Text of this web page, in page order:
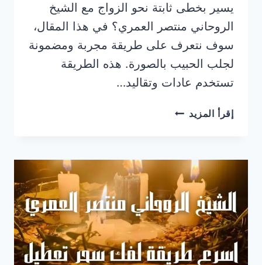
يسير بخطى ثابتة نحو الزواج مع الشيخ
الروحاني منتصر العمري؟ في هذا المقال،
سوف نتعرف على طريقة مجربة ومضمونة
لجلب الحبيب بالصورة. هذه الطريقة
تستخدم عادات وتقاليد…
إقرأ المزيد جلب
مجرب